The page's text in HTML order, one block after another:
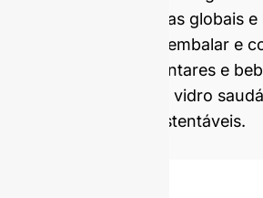
marcas parceiras globais e
ajudando-as a embalar e
produtos alimentares e
embalagens de vidro
atractivas e sustentáveis.